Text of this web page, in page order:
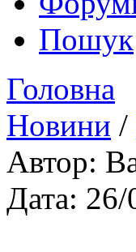
Пошук
Головна
Новини /
Автор:
Дата: